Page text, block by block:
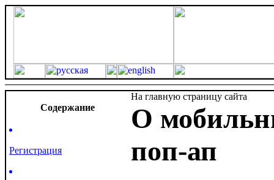
Cодержание
Регистрация
На главную страницу сайта
О
поп-ап